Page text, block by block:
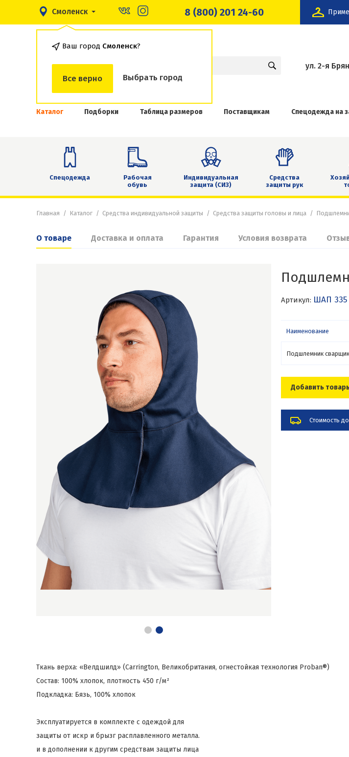
Смоленск
Ваш город Смоленск?
Все верно Выбрать город
8 (800) 201 24-60
ул. 2-я
Каталог Подборки Таблица размеров Поставщикам Спецодежда на
Спецодежда
Рабочая
обувь
Индивидуальная
защита (СИЗ)
Средства
защиты рук
Главная Каталог Средства индивидуальной защиты Средства защиты головы и лица
О товаре Доставка и оплата Гарантия Условия возврата
Артикул: ШАП 335
Наименование
Подшлемник
Добавить
Стоимость
Ткань верха: «Велдшилд» (Carrington, Великобритания, огнестойкая технология Proban®)
Состав: 100% хлопок, плотность 450 г/м²
Подкладка: Бязь, 100% хлопок
Эксплуатируется в комплекте с одеждой для
защиты от искр и брызг расплавленного металла.
и в дополнении к другим средствам защиты лица